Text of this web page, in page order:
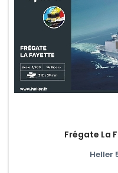
Frégate La
Heller